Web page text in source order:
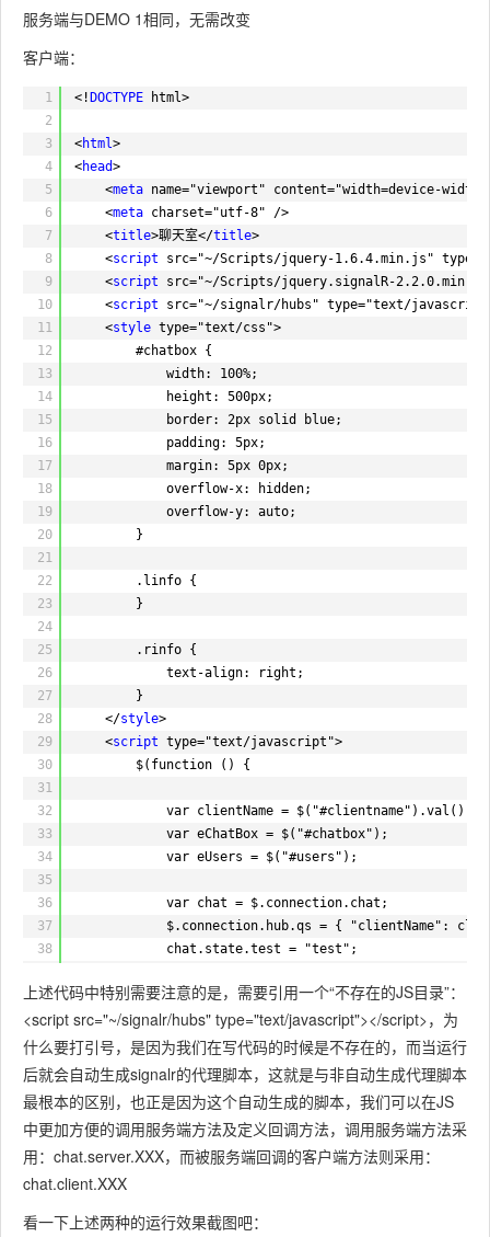
48
49
50
52
53
54
55
56
57
58
59
60
61
62
63
64
65
66
67
68
69
70
71
72
73
74
75
76
77
78
79
80
81
82
83
84
85
86
87
88
89
91
92
93
94
96
97
98
99
101
.done(function () {
})
.fail(function (e) {
alert(e);
}
});
});
var chat = conn.createHubProxy(
});
eUsers.find("option[value!='']"
for
( var
eUsers.append("<option value='"
}
});
</head>
<body>
<h3>大众聊天室</h3>
<div id=
"chatbox">
<div>
<span>聊天名称：</span>
@Html.TextBox("clientname",
</div>
服务端与DEMO 1相同，无需改变
客户端：
1
2
3
4
5
6
7
8
9
10
11
12
13
14
15
16
17
18
19
20
21
22
23
24
25
26
27
28
29
30
31
32
33
34
35
36
37
38
40
41
42
43
44
45
46
47
48
50
<! DOCTYPE html>
<html>
<head>
<meta name="viewport" content="width=device-
<meta charset="utf-8" />
<title>聊天室</title>
<script
src="~/Scripts/jquery-1.6.4.min.js"
<script
src="~/Scripts/jquery.signalR-
<script
src="~/signalr/hubs" type="text/
<style type="text/css">
#chatbox {
width: 100%;
height: 500px;
border: 2px solid blue;
padding: 5px;
margin: 5px 0px;
overflow-x: hidden;
overflow-y: auto;
}
.linfo {
}
.rinfo {
text-align: right;
}
</style>
<script type="text/javascript">
$(function () {
var clientName = $("#clientname").val();
var eChatBox = $("#chatbox");
var eUsers = $("#users");
var chat = $.connection.chat;
$.connection.hub.qs = { "clientName":
chat.state.test = "test";
chat.client.receiveMessage = function
var clsName = "linfo";
if (cn == clientName || cn.indexOf("您
eChatBox.append("< p
class='" +
}
chat.client.userChange = function (dt,
for (var i = 0; i <
上述代码中特别需要注意的是，需要引用一个“不存在的JS目录”：
<script src="~/signalr/hubs" type="text/javascript"></script>，为
什么要打引号，是因为我们在写代码的时候是不存在的，而当运行
后就会自动生成signalr的代理脚本，这就是与非自动生成代理脚本
最根本的区别，也正是因为这个自动生成的脚本，我们可以在JS
中更加方便的调用服务端方法及定义回调方法，调用服务端方法采
用：chat.server.XXX，而被服务端回调的客户端方法则采用：
chat.client.XXX
看一下上述两种的运行效果截图吧：